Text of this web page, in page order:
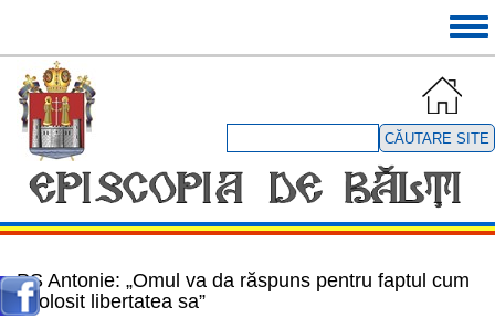
principal
PS Antonie: „Omul va da răspuns pentru faptul cum
a folosit libertatea sa”